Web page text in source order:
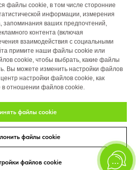
Акции
О компании
Отзывы
Контакты
дизайна «Art Story»
файлы cookie, в том числе сторонние
информации, измерения
запоминания ваших предпочтений,
контента (включая
взаимодействия с социальными
примите наши файлы cookie или
cookie, чтобы выбрать, какие файлы
Вы можете изменить настройки файлов
настройки файлов cookie, как
отношении файлов cookie.
файлы cookie
файлы cookie
файлов cookie